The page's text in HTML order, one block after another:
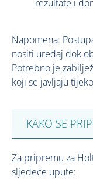
rezultate i
Napomena:
nositi uređaj dok
Potrebno je
koji se javljaju
KAKO SE
Za pripremu za
sljedeće upute: